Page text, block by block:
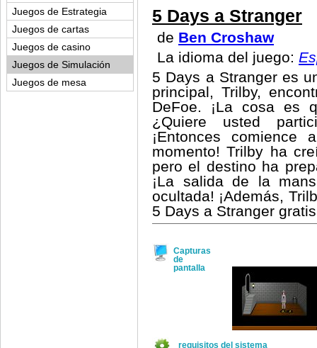
5 Days a Stranger
de Ben Croshaw
La idioma del juego:
5 Days a Stranger es
principal, Trilby,
DeFoe. ¡La cosa es
¿Quiere usted
¡Entonces
momento! Trilby ha
pero el destino ha
¡La salida de la
ocultada! ¡Además,
5 Days a Stranger
Capturas
de
pantalla
requisitos del sistema
Juegos de Estrategia
Juegos de cartas
Juegos de casino
Juegos de Simulación
Juegos de mesa